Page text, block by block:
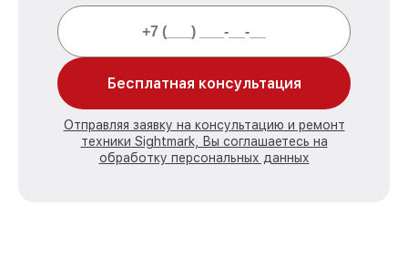
Бесплатная консультация
Отправляя заявку на консультацию и ремонт
техники Sightmark, Вы соглашаетесь на
обработку персональных данных